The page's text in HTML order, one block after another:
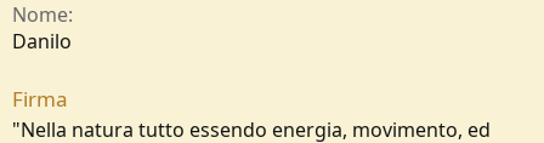
Nome
Danilo
Firma
"Nella natura tutto essendo energia, movimento, ed